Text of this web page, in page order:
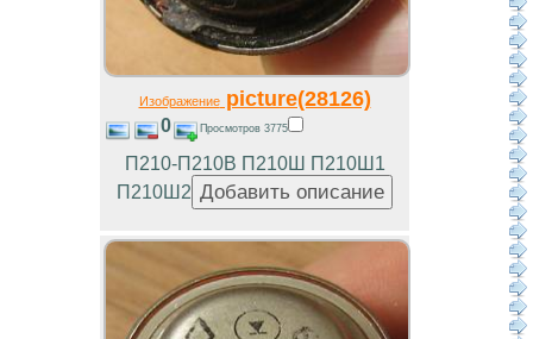
Изображениеpicture(28126)
0 Просмотров 3775
П210-П210В П210Ш П210Ш1
П210Ш2